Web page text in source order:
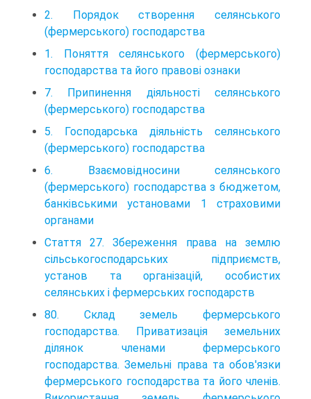
2. Порядок створення селянського
(фермерського) господарства
1. Поняття селянського (фермерського)
господарства та його правовi ознаки
7. Припинення дiяльностi селянського
(фермерського) господарства
5. Господарська дiяльнiсть селянського
(фермерського) господарства
6. Взаємовiдносини селянського
(фермерського) господарства з бюджетом,
банкiвськими установами 1 страховими
органами
Стаття 27. Збереження права на землю
сільськогосподарських підприємств,
установ та організацій, особистих
селянських і фермерських господарств
80. Склад земель фермерського
господарства. Приватизація земельних
ділянок членами фермерського
господарства. Земельні права та обов'язки
фермерського господарства та його членів.